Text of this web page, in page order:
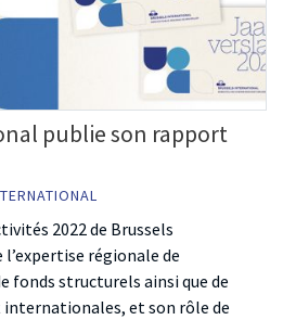
publie son rapport
2022 de Brussels
régionale de
fonds structurels ainsi que de
et son rôle de